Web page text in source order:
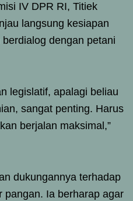
IV DPR RI, Titiek
langsung kesiapan
dengan petani
legislatif, apalagi beliau
sangat penting. Harus
berjalan maksimal,”
dukungannya terhadap
pangan. Ia berharap agar